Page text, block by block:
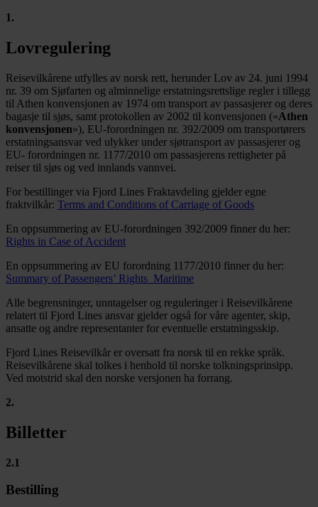
1 .
Lovregulering
Reisevilkårene utfylles av norsk rett, herunder Lov av 24. juni 1994
nr. 39 om Sjøfarten og alminnelige erstatningsrettslige regler i tillegg
til Athen konvensjonen av 1974 om transport av passasjerer og deres
bagasje til sjøs, samt protokollen av 2002 til konvensjonen («Athen
konvensjonen»), EU-forordningen nr. 392/2009 om transportørers
erstatningsansvar ved ulykker under sjøtransport av passasjerer og
EU- forordningen nr. 1177/2010 om passasjerens rettigheter på
reiser til sjøs og ved innlands vannvei.
For bestillinger via Fjord Lines Fraktavdeling gjelder egne
fraktvilkår: Terms and Conditions of Carriage of Goods
En oppsummering av EU-forordningen 392/2009 finner du her:
Rights in Case of Accident
En oppsummering av EU forordning 1177/2010 finner du her:
Summary of Passengers’ Rights_Maritime
Alle begrensninger, unntagelser og reguleringer i Reisevilkårene
relatert til Fjord Lines ansvar gjelder også for våre agenter, skip,
ansatte og andre representanter for eventuelle erstatningsskip.
Fjord Lines Reisevilkår er oversatt fra norsk til en rekke språk.
Reisevilkårene skal tolkes i henhold til norske tolkningsprinsipp.
Ved motstrid skal den norske versjonen ha forrang.
2.
Billetter
2.1
Bestilling